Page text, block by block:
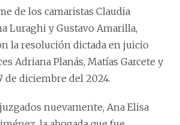
de los camaristas Claudia
Luraghi y Gustavo Amarilla,
la resolución dictada en juicio
Adriana Planás, Matías Garcete y
de diciembre del 2024.
nuevamente, Ana Elisa